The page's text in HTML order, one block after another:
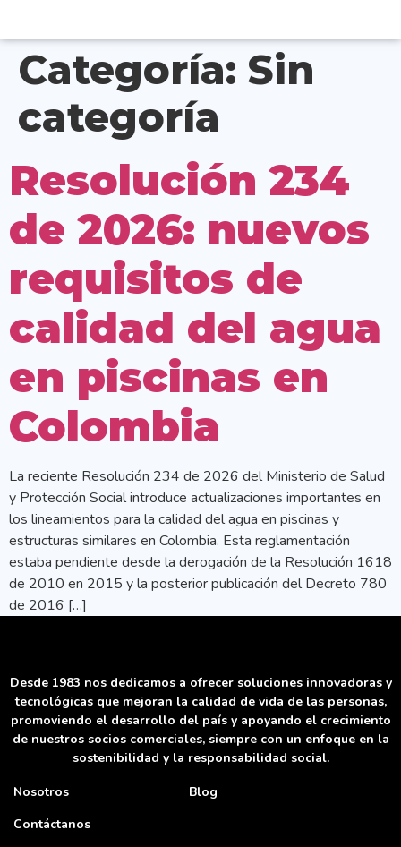
Categoría: Sin
categoría
Resolución 234
de 2026: nuevos
requisitos de
calidad del agua
en piscinas en
Colombia
La reciente Resolución 234 de 2026 del Ministerio de Salud
y Protección Social introduce actualizaciones importantes en
los lineamientos para la calidad del agua en piscinas y
estructuras similares en Colombia. Esta reglamentación
estaba pendiente desde la derogación de la Resolución 1618
de 2010 en 2015 y la posterior publicación del Decreto 780
de 2016 […]
Desde 1983 nos dedicamos a ofrecer soluciones innovadoras y
tecnológicas que mejoran la calidad de vida de las personas,
promoviendo el desarrollo del país y apoyando el crecimiento
de nuestros socios comerciales, siempre con un enfoque en la
sostenibilidad y la responsabilidad social.
Nosotros
Contáctanos
Blog